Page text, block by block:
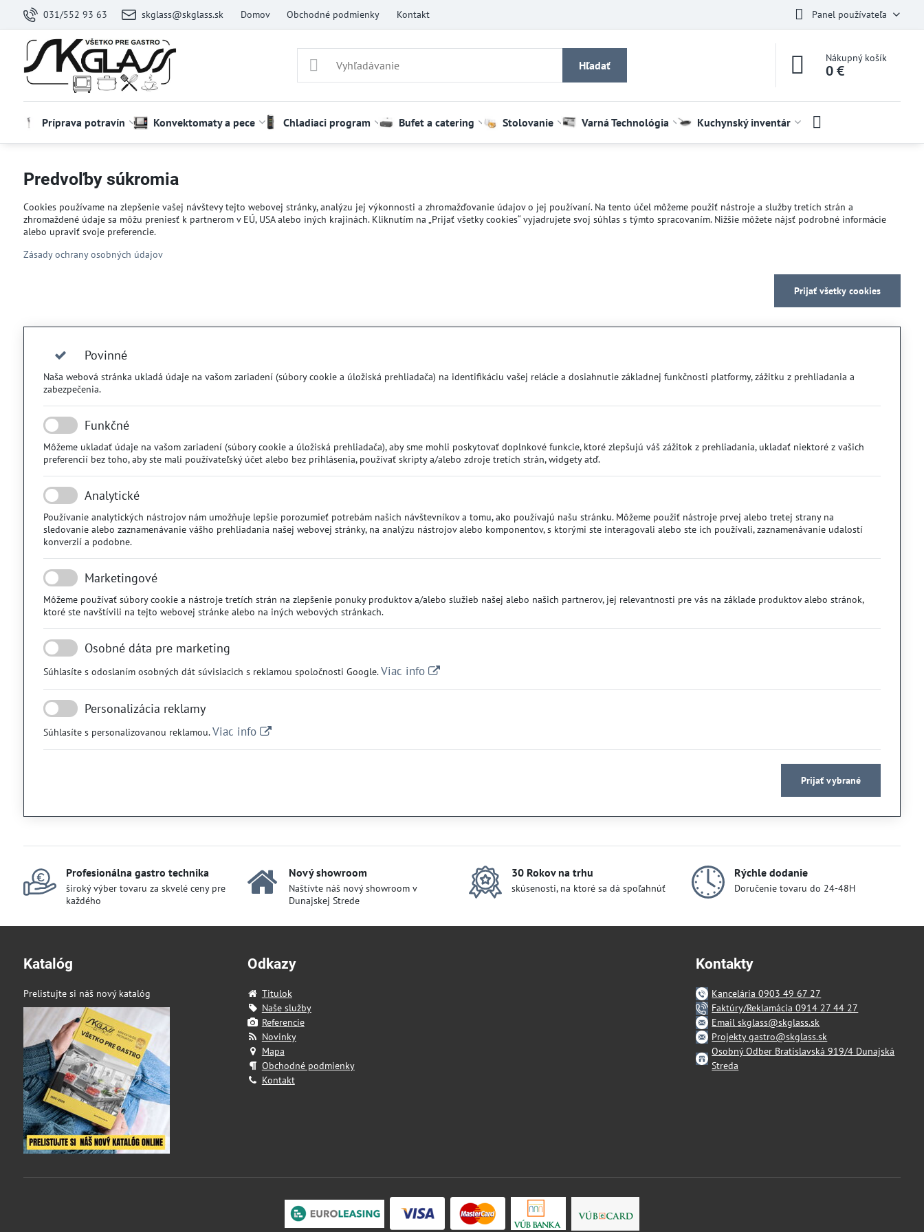
031/552 93 63 skglass@skglass.sk Domov Obchodné podmienky Kontakt Panel používateľa
Hľadať
Nákupný košík
0 €
Príprava potravín Konvektomaty a pece Chladiaci program Bufet a catering Stolovanie Varná Technológia Kuchynský inventár
Predvoľby súkromia
Cookies používame na zlepšenie vašej návštevy tejto webovej stránky, analýzu jej výkonnosti a zhromažďovanie údajov o jej používaní. Na tento účel môžeme použiť nástroje a služby tretích strán a
zhromaždené údaje sa môžu preniesť k partnerom v EÚ, USA alebo iných krajinách. Kliknutím na „Prijať všetky cookies“ vyjadrujete svoj súhlas s týmto spracovaním. Nižšie môžete nájsť podrobné informácie
alebo upraviť svoje preferencie.
Zásady ochrany osobných údajov
Prijať všetky cookies
Povinné
Naša webová stránka ukladá údaje na vašom zariadení (súbory cookie a úložiská prehliadača) na identifikáciu vašej relácie a dosiahnutie základnej funkčnosti platformy, zážitku z prehliadania a
zabezpečenia.
Funkčné
Môžeme ukladať údaje na vašom zariadení (súbory cookie a úložiská prehliadača), aby sme mohli poskytovať doplnkové funkcie, ktoré zlepšujú váš zážitok z prehliadania, ukladať niektoré z vašich
preferencií bez toho, aby ste mali používateľský účet alebo bez prihlásenia, používať skripty a/alebo zdroje tretích strán, widgety atď.
Analytické
Používanie analytických nástrojov nám umožňuje lepšie porozumieť potrebám našich návštevníkov a tomu, ako používajú našu stránku. Môžeme použiť nástroje prvej alebo tretej strany na
sledovanie alebo zaznamenávanie vášho prehliadania našej webovej stránky, na analýzu nástrojov alebo komponentov, s ktorými ste interagovali alebo ste ich používali, zaznamenávanie udalostí
konverzií a podobne.
Marketingové
Môžeme používať súbory cookie a nástroje tretích strán na zlepšenie ponuky produktov a/alebo služieb našej alebo našich partnerov, jej relevantnosti pre vás na základe produktov alebo stránok,
ktoré ste navštívili na tejto webovej stránke alebo na iných webových stránkach.
Osobné dáta pre marketing
Súhlasíte s odoslaním osobných dát súvisiacich s reklamou spoločnosti Google.Viac info
Personalizácia reklamy
Súhlasíte s personalizovanou reklamou.Viac info
Prijať vybrané
Profesionálna gastro technika
široký výber tovaru za skvelé ceny pre
každého
Nový showroom
Naštívte náš nový showroom v
Dunajskej Strede
30 Rokov na trhu
skúsenosti, na ktoré sa dá spoľahnúť
Rýchle dodanie
Doručenie tovaru do 24-48H
Katalóg
Prelistujte si náš nový katalóg
Odkazy
Titulok
Naše služby
Referencie
Novinky
Mapa
Obchodné podmienky
Kontakt
Kontakty
Kancelária 0903 49 67 27
Faktúry/Reklamácia 0914 27 44 27
Email skglass@skglass.sk
Projekty gastro@skglass.sk
Osobný Odber Bratislavská 919/4 Dunajská
Streda